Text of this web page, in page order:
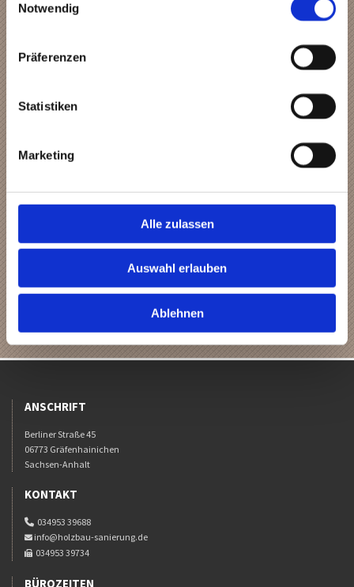
Notwendig
Präferenzen
Statistiken
Marketing
Alle zulassen
Auswahl erlauben
Ablehnen
ANSCHRIFT
Berliner Straße 45
06773 Gräfenhainichen
Sachsen-Anhalt
KONTAKT
 034953 39688
 info@holzbau-sanierung.de
 034953 39734
BÜROZEITEN